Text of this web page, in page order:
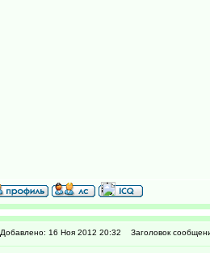
Добавлено: 16 Ноя 2012 20:32 Заголовок